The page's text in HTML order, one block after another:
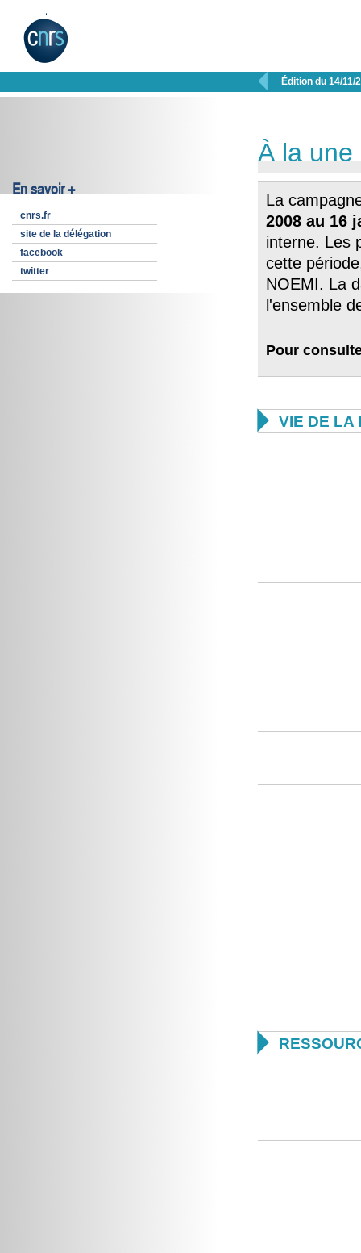
 Édition du 14/11/
En savoir +
cnrs.fr
site de la délégation
facebook
twitter
À la une
La
2008 au 16
interne. Les
cette
NOEMI. La
l'ensemble
Pour
 VIE DE LA
